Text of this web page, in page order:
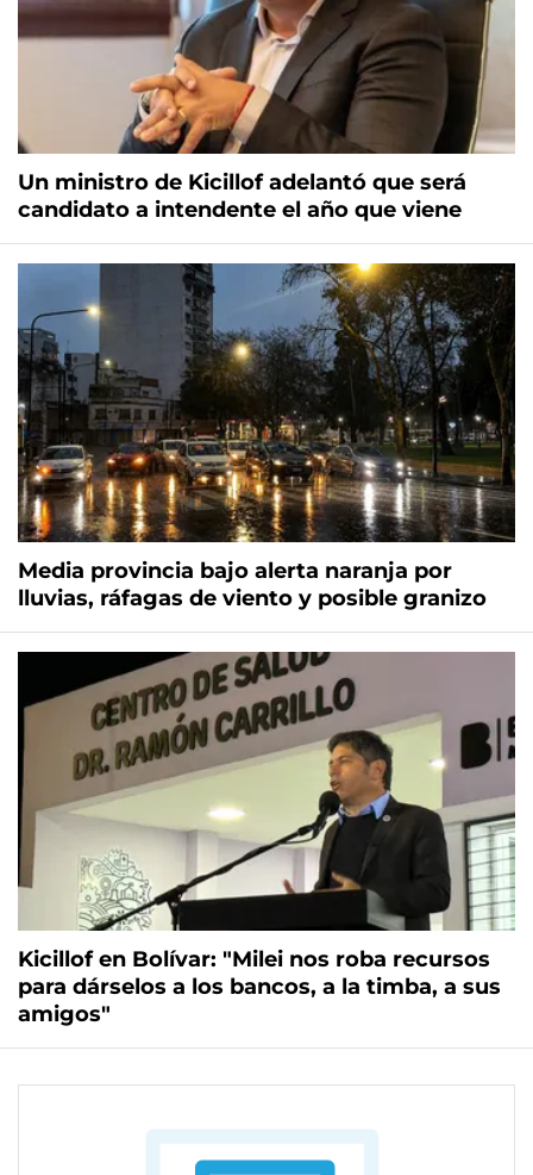
Un ministro de Kicillof adelantó que será
candidato a intendente el año que viene
Media provincia bajo alerta naranja por
lluvias, ráfagas de viento y posible granizo
Kicillof en Bolívar: "Milei nos roba recursos
para dárselos a los bancos, a la timba, a sus
amigos"